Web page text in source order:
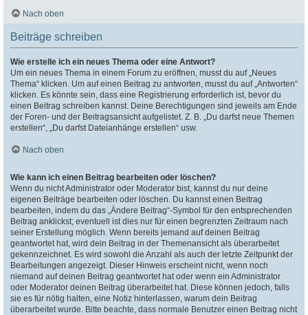
Nach oben
Beiträge schreiben
Wie erstelle ich ein neues Thema oder eine Antwort?
Um ein neues Thema in einem Forum zu eröffnen, musst du auf „Neues
Thema“ klicken. Um auf einen Beitrag zu antworten, musst du auf „Antworten“
klicken. Es könnte sein, dass eine Registrierung erforderlich ist, bevor du
einen Beitrag schreiben kannst. Deine Berechtigungen sind jeweils am Ende
der Foren- und der Beitragsansicht aufgelistet. Z. B. „Du darfst neue Themen
erstellen“, „Du darfst Dateianhänge erstellen“ usw.
Nach oben
Wie kann ich einen Beitrag bearbeiten oder löschen?
Wenn du nicht Administrator oder Moderator bist, kannst du nur deine
eigenen Beiträge bearbeiten oder löschen. Du kannst einen Beitrag
bearbeiten, indem du das „Ändere Beitrag“-Symbol für den entsprechenden
Beitrag anklickst; eventuell ist dies nur für einen begrenzten Zeitraum nach
seiner Erstellung möglich. Wenn bereits jemand auf deinen Beitrag
geantwortet hat, wird dein Beitrag in der Themenansicht als überarbeitet
gekennzeichnet. Es wird sowohl die Anzahl als auch der letzte Zeitpunkt der
Bearbeitungen angezeigt. Dieser Hinweis erscheint nicht, wenn noch
niemand auf deinen Beitrag geantwortet hat oder wenn ein Administrator
oder Moderator deinen Beitrag überarbeitet hat. Diese können jedoch, falls
sie es für nötig halten, eine Notiz hinterlassen, warum dein Beitrag
überarbeitet wurde. Bitte beachte, dass normale Benutzer einen Beitrag nicht